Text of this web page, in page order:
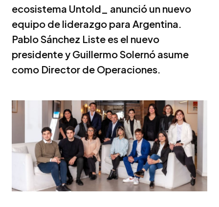
ecosistema Untold_ anunció un nuevo
equipo de liderazgo para Argentina.
Pablo Sánchez Liste es el nuevo
presidente y Guillermo Solernó asume
como Director de Operaciones.